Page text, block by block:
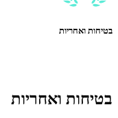
בטיחות ואחריות
בטיחות ואחריות